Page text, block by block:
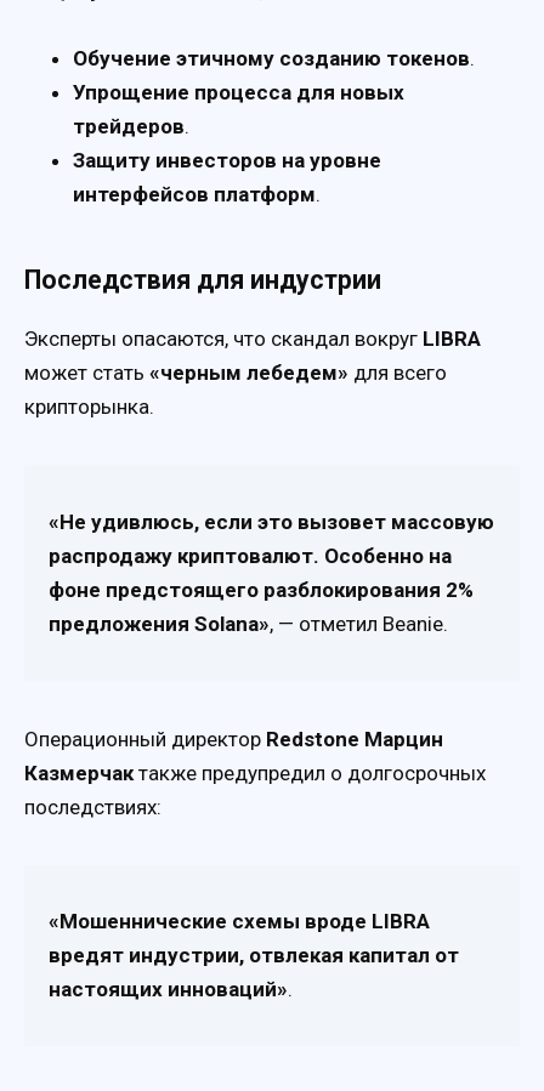
Обучение этичному созданию токенов.
Упрощение процесса для новых
трейдеров.
Защиту инвесторов на уровне
интерфейсов платформ.
Последствия для индустрии
Эксперты опасаются, что скандал вокруг LIBRA
может стать «черным лебедем» для всего
крипторынка.
«Не удивлюсь, если это вызовет массовую
распродажу криптовалют. Особенно на
фоне предстоящего разблокирования 2%
предложения Solana», — отметил Beanie.
Операционный директор Redstone Марцин
Казмерчак также предупредил о долгосрочных
последствиях:
«Мошеннические схемы вроде LIBRA
вредят индустрии, отвлекая капитал от
настоящих инноваций».